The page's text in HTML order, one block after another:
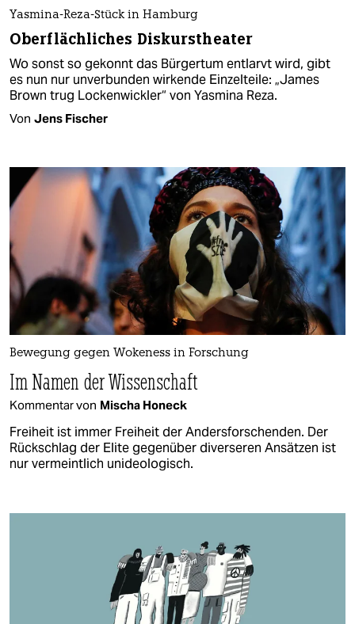
Yasmina-Reza-Stück in Hamburg
Oberflächliches Diskurstheater
Wo sonst so gekonnt das Bürgertum entlarvt wird, gibt
es nun nur unverbunden wirkende Einzelteile: „James
Brown trug Lockenwickler“ von Yasmina Reza.
Von Jens Fischer
Bewegung gegen Wokeness in Forschung
Im Namen der Wissenschaft
Kommentar von Mischa Honeck
Freiheit ist immer Freiheit der Andersforschenden. Der
Rückschlag der Elite gegenüber diverseren Ansätzen ist
nur vermeintlich unideologisch.